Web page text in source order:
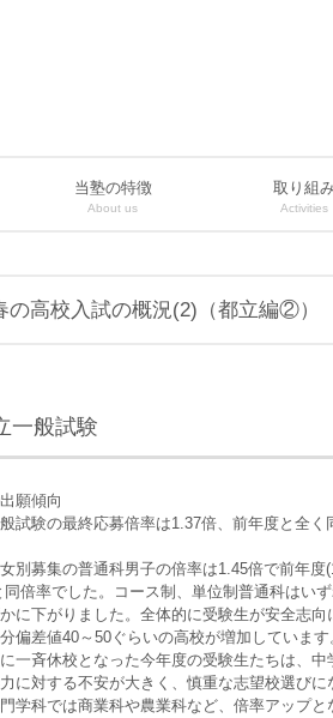
当塾の特徴
About us
取り組
Activities
の高校入試の概況(2)（都立編②）
一般試験
願傾向
試験の最終応募倍率は1.37倍、前年度と全
別募集の普通科男子の倍率は1.45倍で前年度
同倍率でした。コース制、単位制普通科はい
に下がりました。全体的に受験生が安全志
偏差値40～50ぐらいの高校が増加していま
一斉休校となった今年度の受験生たちは、
に対する不安が大きく、慎重な志望校選びに
学科では商業科や農業科など、倍率アップ